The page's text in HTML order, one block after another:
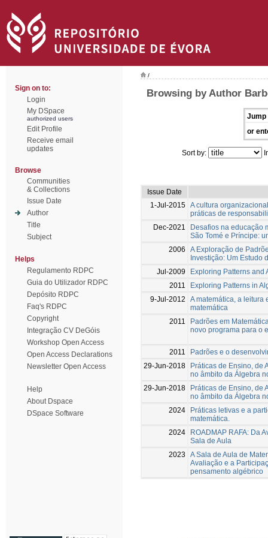
Sign on to:
Login
My DSpace
authorized users
Edit Profile
Receive email
updates
Browse
Communities
& Collections
Issue Date
Author
Title
Subject
Helps
Regulamento RDPC
Guia do Utilizador RDPC
Depósito RDPC
Faq's RDPC
Copyright
Integração CV DeGóis
Workshop Open Access
Open Access Declarations
Newsletter Open Access
Help
About Dspace
DSpace Software
/
Browsing by Author
Jump
or
Sort by:
Issue Date
1-Jul-2015 A cultura
práticas de
Dec-2021
Desafios na educação
São Tomé e Príncipe:
2006
A Exploração de
Investição: Um Estudo
Jul-2009
Exploring Patterns and
2011
Exploring Patterns in
9-Jul-2012
A matemática, a leitura
matemática
2011
Padrões em
novo programa para o
2011
Padrões e o
29-Jun-2018
Práticas de Ensino, de
no âmbito da Álgebra
29-Jun-2018
Práticas de Ensino, de
no âmbito da Álgebra
2024
Práticas letivas e a
matemática.
2024
ROADMAP RAFA: Da
Sala de Aula
2023
A Sala de Aula de
Avaliação e a
pensamento algébrico